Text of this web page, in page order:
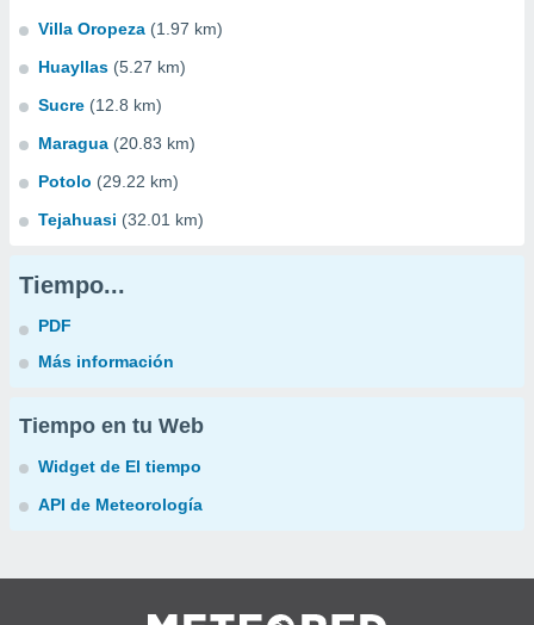
Villa Oropeza (1.97 km)
Huayllas (5.27 km)
Sucre (12.8 km)
Maragua (20.83 km)
Potolo (29.22 km)
Tejahuasi (32.01 km)
Tiempo...
PDF
Más información
Tiempo en tu Web
Widget de El tiempo
API de Meteorología